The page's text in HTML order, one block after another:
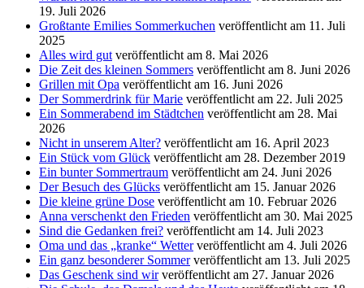
19. Juli 2026
Großtante Emilies Sommerkuchen veröffentlicht am 11. Juli
2025
Alles wird gut veröffentlicht am 8. Mai 2026
Die Zeit des kleinen Sommers veröffentlicht am 8. Juni 2026
Grillen mit Opa veröffentlicht am 16. Juni 2026
Der Sommerdrink für Marie veröffentlicht am 22. Juli 2025
Ein Sommerabend im Städtchen veröffentlicht am 28. Mai
2026
Nicht in unserem Alter? veröffentlicht am 16. April 2023
Ein Stück vom Glück veröffentlicht am 28. Dezember 2019
Ein bunter Sommertraum veröffentlicht am 24. Juni 2026
Der Besuch des Glücks veröffentlicht am 15. Januar 2026
Die kleine grüne Dose veröffentlicht am 10. Februar 2026
Anna verschenkt den Frieden veröffentlicht am 30. Mai 2025
Sind die Gedanken frei? veröffentlicht am 14. Juli 2023
Oma und das „kranke“ Wetter veröffentlicht am 4. Juli 2026
Ein ganz besonderer Sommer veröffentlicht am 13. Juli 2025
Das Geschenk sind wir veröffentlicht am 27. Januar 2026